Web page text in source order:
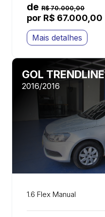
de R$ 70.000,00
por R$ 67.000,00
Mais detalhes
GOL TRENDLINE
2016/2016
1.6 Flex Manual